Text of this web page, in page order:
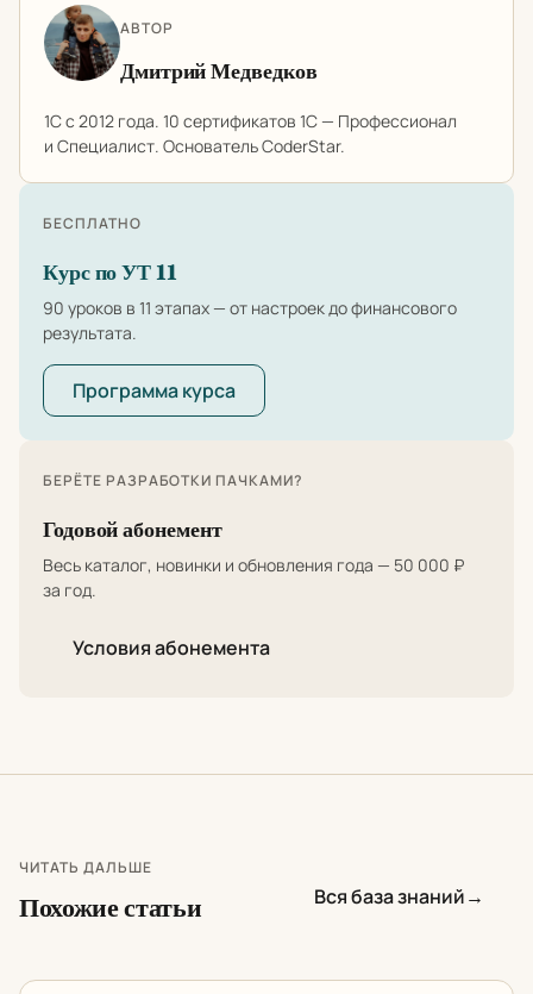
АВТОР
Дмитрий Медведков
1С с 2012 года. 10 сертификатов 1С — Профессионал
и Специалист. Основатель CoderStar.
БЕСПЛАТНО
Курс по УТ 11
90 уроков в 11 этапах — от настроек до финансового
результата.
Программа курса
БЕРЁТЕ РАЗРАБОТКИ ПАЧКАМИ?
Годовой абонемент
Весь каталог, новинки и обновления года — 50 000 ₽
за год.
Условия абонемента
ЧИТАТЬ ДАЛЬШЕ
Похожие статьи Вся база знаний→